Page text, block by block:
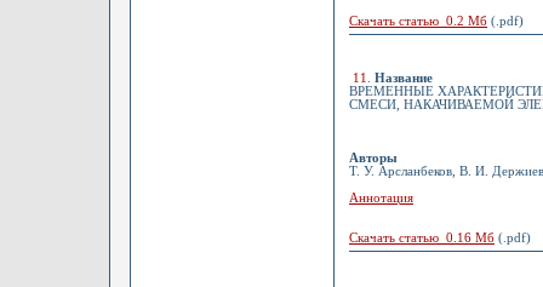
Скачать статью 0.2 Мб (.pdf)
11
Название
ВРЕМЕННЫЕ
СМЕСИ, НАКАЧИВАЕМОЙ
Авторы
Т. У. Арсланбеков, В. И.
Аннотация
Скачать статью 0.16 Мб (.pdf)